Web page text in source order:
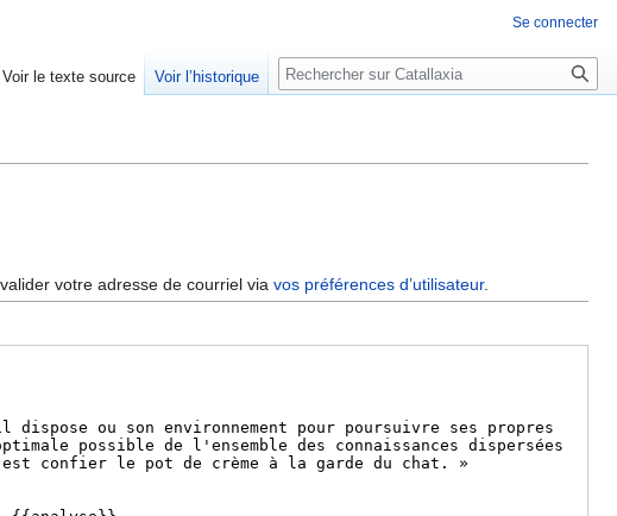
votre adresse de courriel viavos préférences d’utilisateur.
Se connecter
Voir le texte source Voir l’historique Rechercher